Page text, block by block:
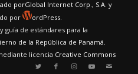
porGlobal Internet Corp., S.A. y
por
ordPress.
guía de estándares para la
de la República de Panamá.
licencia Creative Commons